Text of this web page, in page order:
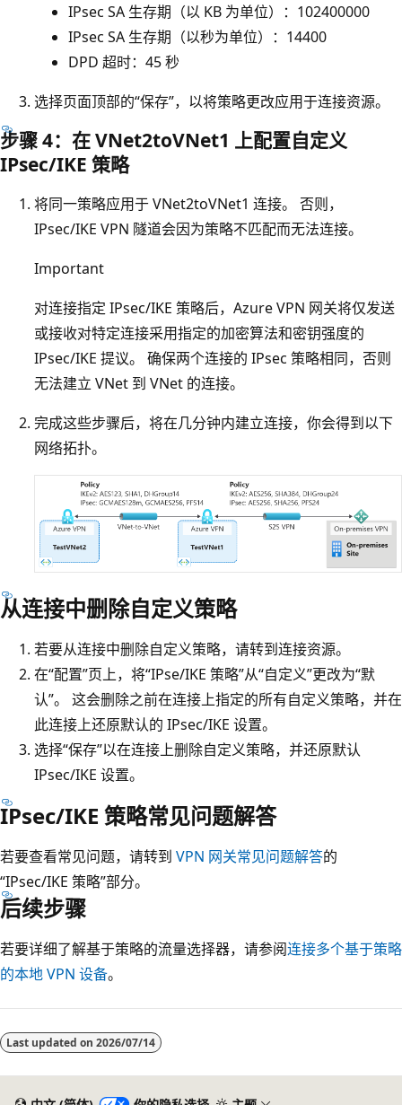
IPsec SA 生存期（以 KB 为单位）：102400000
IPsec SA 生存期（以秒为单位）：14400
DPD 超时：45 秒
选择页面顶部的“保存”，以将策略更改应用于连接资源。
步骤 4：在 VNet2toVNet1 上配置自定义
IPsec/IKE 策略
将同一策略应用于 VNet2toVNet1 连接。 否则，
IPsec/IKE VPN 隧道会因为策略不匹配而无法连接。
Important
对连接指定 IPsec/IKE 策略后，Azure VPN 网关将仅发送
或接收对特定连接采用指定的加密算法和密钥强度的
IPsec/IKE 提议。 确保两个连接的 IPsec 策略相同，否则
无法建立 VNet 到 VNet 的连接。
完成这些步骤后，将在几分钟内建立连接，你会得到以下
网络拓扑。
从连接中删除自定义策略
若要从连接中删除自定义策略，请转到连接资源。
在“配置”页上，将“IPse/IKE 策略”从“自定义”更改为“默
认”。 这会删除之前在连接上指定的所有自定义策略，并在
此连接上还原默认的 IPsec/IKE 设置。
选择“保存”以在连接上删除自定义策略，并还原默认
IPsec/IKE 设置。
IPsec/IKE 策略常见问题解答
若要查看常见问题，请转到 VPN 网关常见问题解答的
“IPsec/IKE 策略”部分。
后续步骤
若要详细了解基于策略的流量选择器，请参阅连接多个基于策略
的本地 VPN 设备。
Last updated on 2026/07/14